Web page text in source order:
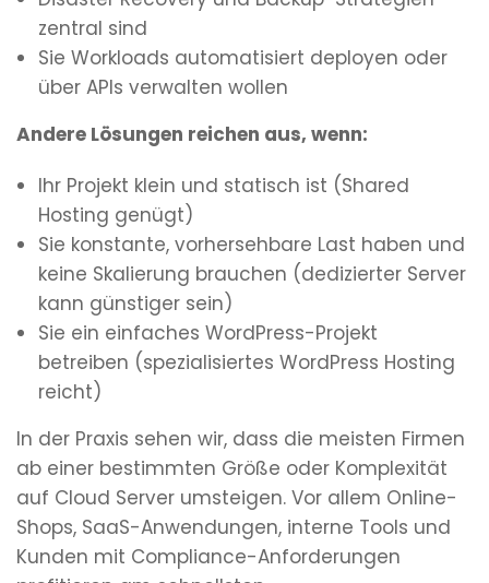
zentral sind
Sie Workloads automatisiert deployen oder
über APIs verwalten wollen
Andere Lösungen reichen aus, wenn:
Ihr Projekt klein und statisch ist (Shared
Hosting genügt)
Sie konstante, vorhersehbare Last haben und
keine Skalierung brauchen (dedizierter Server
kann günstiger sein)
Sie ein einfaches WordPress-Projekt
betreiben (spezialisiertes WordPress Hosting
reicht)
In der Praxis sehen wir, dass die meisten Firmen
ab einer bestimmten Größe oder Komplexität
auf Cloud Server umsteigen. Vor allem Online-
Shops, SaaS-Anwendungen, interne Tools und
Kunden mit Compliance-Anforderungen